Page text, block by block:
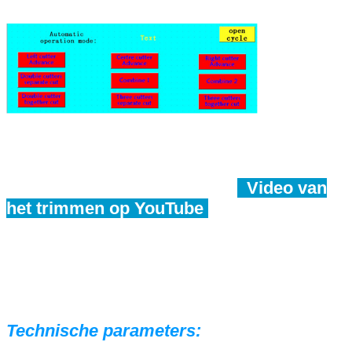
Video van
het trimmen op YouTube
Technische parameters: